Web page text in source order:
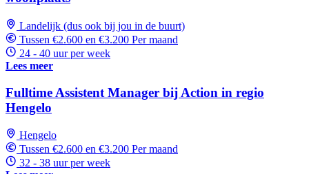
Landelijk (dus ook bij jou in de buurt)
Tussen €2.600 en €3.200 Per maand
24 - 40 uur per week
Lees meer
Fulltime Assistent Manager bij Action in regio
Hengelo
Hengelo
Tussen €2.600 en €3.200 Per maand
32 - 38 uur per week